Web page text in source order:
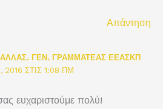
Απάντηση
ΓΕΝ. ΓΡΑΜΜΑΤΈΑΣ ΕΕΑΣΚΠ
ΣΤΙΣ 1:08 ΠΜ
ευχαριστούμε πολύ!